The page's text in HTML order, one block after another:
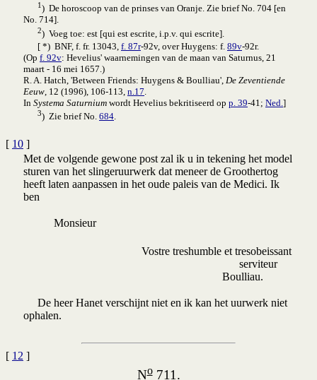
1) De horoscoop van de prinses van Oranje. Zie brief No. 704 [en
No. 714].
2) Voeg toe: est [qui est escrite, i.p.v. qui escrite].
[ *) BNF, f. fr. 13043, f. 87r-92v, over Huygens: f. 89v-92r.
(Op f. 92v: Hevelius' waarnemingen van de maan van Saturnus, 21
maart - 16 mei 1657.)
R. A. Hatch, 'Between Friends: Huygens & Boulliau', De Zeventiende
Eeuw , 12 (1996), 106-113, n.17
In Systema Saturnium wordt Hevelius bekritiseerd op p. 39-41; Ned. ]
3) Zie brief No. 684.
[ 10 ]
Met de volgende gewone post zal ik u in tekening het model
sturen van het slingeruurwerk dat meneer de Groothertog
heeft laten aanpassen in het oude paleis van de Medici. Ik
ben
Monsieur
Vostre treshumble et tresobeissant
serviteur
Boulliau.
De heer Hanet verschijnt niet en ik kan het uurwerk niet
ophalen.
[ 12 ]
No711.